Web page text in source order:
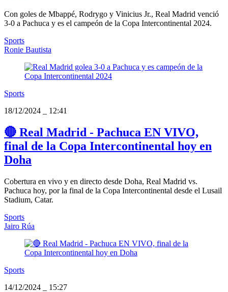
Con goles de Mbappé, Rodrygo y Vinicius Jr., Real Madrid venció
3-0 a Pachuca y es el campeón de la Copa Intercontinental 2024.
Sports
Ronie Bautista
Sports
18/12/2024
12:41
🔴 Real Madrid - Pachuca EN VIVO,
final de la Copa Intercontinental hoy en
Doha
Cobertura en vivo y en directo desde Doha, Real Madrid vs.
Pachuca hoy, por la final de la Copa Intercontinental desde el Lusail
Stadium, Catar.
Sports
Jairo Rúa
Sports
14/12/2024
15:27